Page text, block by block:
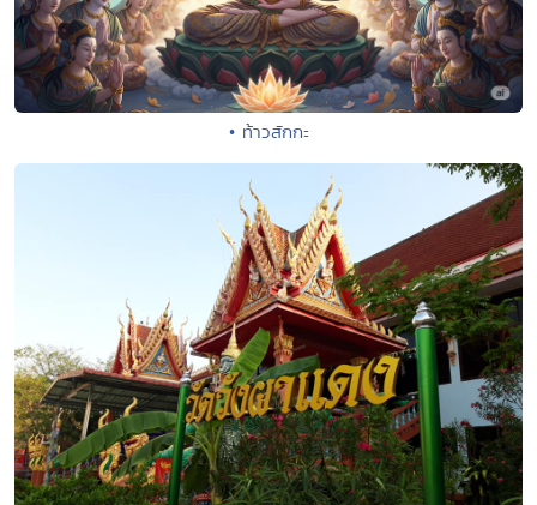
• ท้าวสักกะ